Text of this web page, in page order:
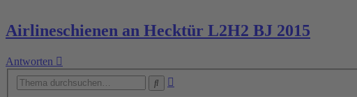
Airlineschienen an Hecktür L2H2 BJ 2015
Antworten